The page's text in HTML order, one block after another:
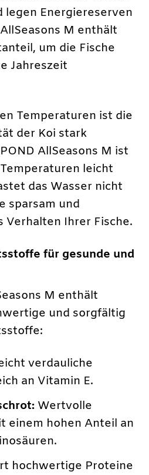
legen Energiereserven
M enthält
um die Fische
Jahreszeit
Temperaturen ist die
der Koi stark
AllSeasons M ist
leicht
das Wasser nicht
sparsam und
Verhalten Ihrer Fische.
für gesunde und
M enthält
und sorgfältig
verdauliche
an Vitamin E.
Wertvolle
einem hohen Anteil an
hochwertige Proteine